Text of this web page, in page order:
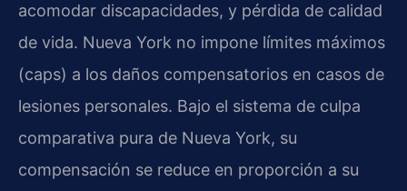
acomodar discapacidades, y pérdida de calidad
de vida. Nueva York no impone límites máximos
(caps) a los daños compensatorios en casos de
lesiones personales. Bajo el sistema de culpa
comparativa pura de Nueva York, su
compensación se reduce en proporción a su